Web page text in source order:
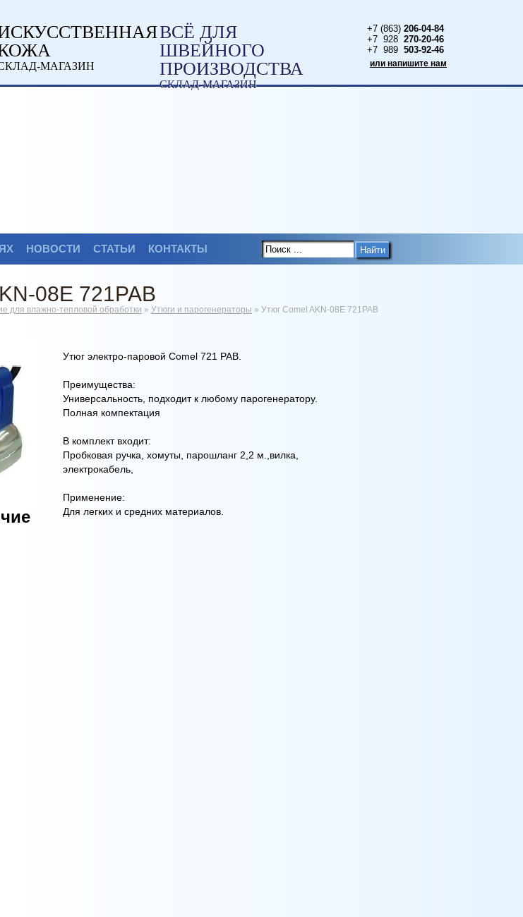
МАГАЗИН
ВСЁ ДЛЯ
ШВЕЙНОГО
ПРОИЗВОДСТВА
СКЛАД-МАГАЗИН
+7 (863) 206-04-84
+7 928 270-20-46
+7 989 503-92-46
или напишите нам
НОВОСТИ СТАТЬИ КОНТАКТЫ Найти
08E 721PAB
для влажно-тепловой обработки » Утюги и парогенераторы » Утюг Comel AKN-08E 721PAB
Утюг электро-паровой Comel 721 PAB.
Преимущества:
Универсальность, подходит к любому парогенератору.
Полная компектация
В комплект входит:
Пробковая ручка, хомуты, парошланг 2,2 м.,вилка,
электрокабель,
Применение:
Для легких и средних материалов.